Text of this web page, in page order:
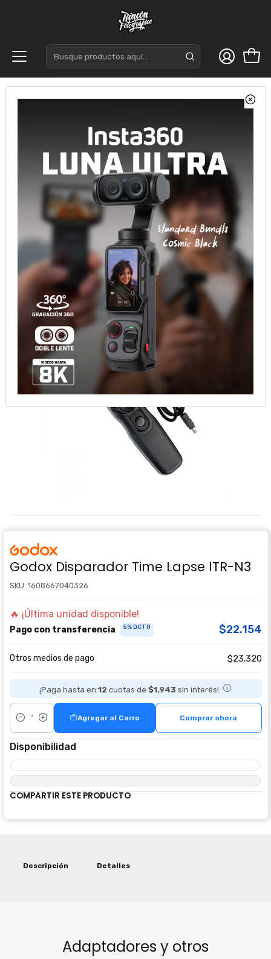
Inicio Acc. Estudio
Adaptadores y otros
Godox Disparador Time Lapse ITR-N3
Godox Disparador Time Lapse ITR-N3
SKU: 1608667040326
🔥 ¡Última unidad disponible!
Pago con transferencia 5% DCTO $22.154
Otros medios de pago $23.320
¡Paga hasta en 12 cuotas de $1.943 sin interés!.
Cantidad
Agregar al Carro Comprar ahora
Disponibilidad
COMPARTIR ESTE PRODUCTO
Descripción Detalles
Adaptadores y otros